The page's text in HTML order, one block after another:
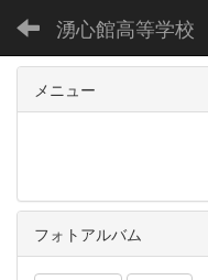
湧心館高等学校
メニュー
フォトアルバム